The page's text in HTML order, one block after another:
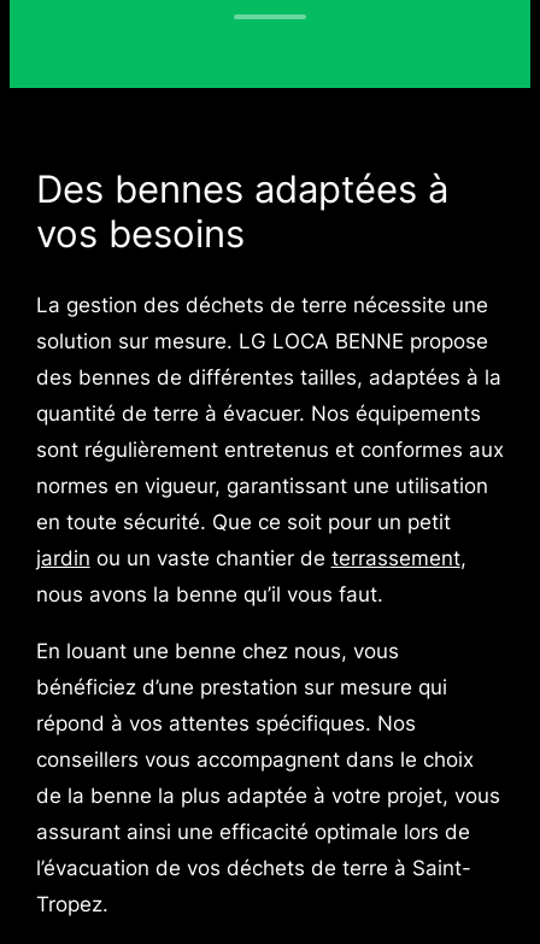
Des bennes adaptées à
vos besoins
La gestion des déchets de terre nécessite une
solution sur mesure. LG LOCA BENNE propose
des bennes de différentes tailles, adaptées à la
quantité de terre à évacuer. Nos équipements
sont régulièrement entretenus et conformes aux
normes en vigueur, garantissant une utilisation
en toute sécurité. Que ce soit pour un petit
jardin ou un vaste chantier de terrassement,
nous avons la benne qu’il vous faut.
En louant une benne chez nous, vous
bénéficiez d’une prestation sur mesure qui
répond à vos attentes spécifiques. Nos
conseillers vous accompagnent dans le choix
de la benne la plus adaptée à votre projet, vous
assurant ainsi une efficacité optimale lors de
l’évacuation de vos déchets de terre à Saint-
Tropez.